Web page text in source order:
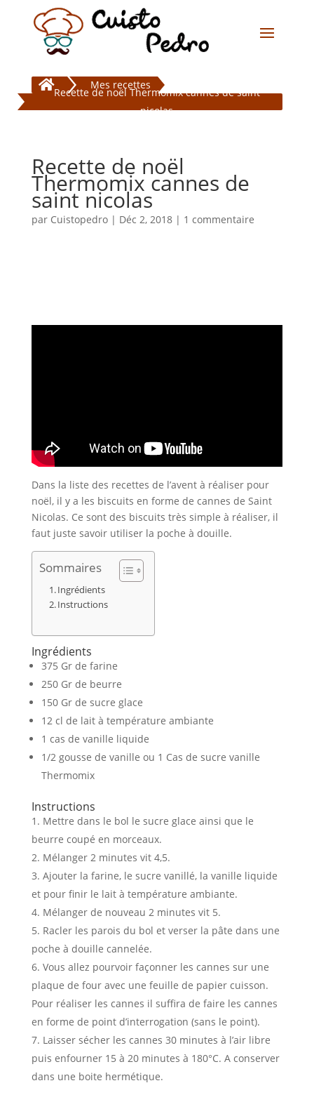
 Mes recettes
Recette de noël Thermomix cannes de saint
nicolas
Recette de noël
Thermomix cannes de
saint nicolas
par Cuistopedro| Déc 2, 2018| 1 commentaire
Dans la liste des recettes de l’avent à réaliser pour
noël, il y a les biscuits en forme de cannes de Saint
Nicolas. Ce sont des biscuits très simple à réaliser, il
faut juste savoir utiliser la poche à douille.
Sommaires
Ingrédients
Instructions
Ingrédients
375 Gr de farine
250 Gr de beurre
150 Gr de sucre glace
12 cl de lait à température ambiante
1 cas de vanille liquide
1/2 gousse de vanille ou 1 Cas de sucre vanille
Thermomix
Instructions
Mettre dans le bol le sucre glace ainsi que le
beurre coupé en morceaux.
Mélanger 2 minutes vit 4,5.
Ajouter la farine, le sucre vanillé, la vanille liquide
et pour finir le lait à température ambiante.
Mélanger de nouveau 2 minutes vit 5.
Racler les parois du bol et verser la pâte dans une
poche à douille cannelée.
Vous allez pourvoir façonner les cannes sur une
plaque de four avec une feuille de papier cuisson.
Pour réaliser les cannes il suffira de faire les cannes
en forme de point d’interrogation (sans le point).
Laisser sécher les cannes 30 minutes à l’air libre
puis enfourner 15 à 20 minutes à 180°C. A conserver
dans une boite hermétique.